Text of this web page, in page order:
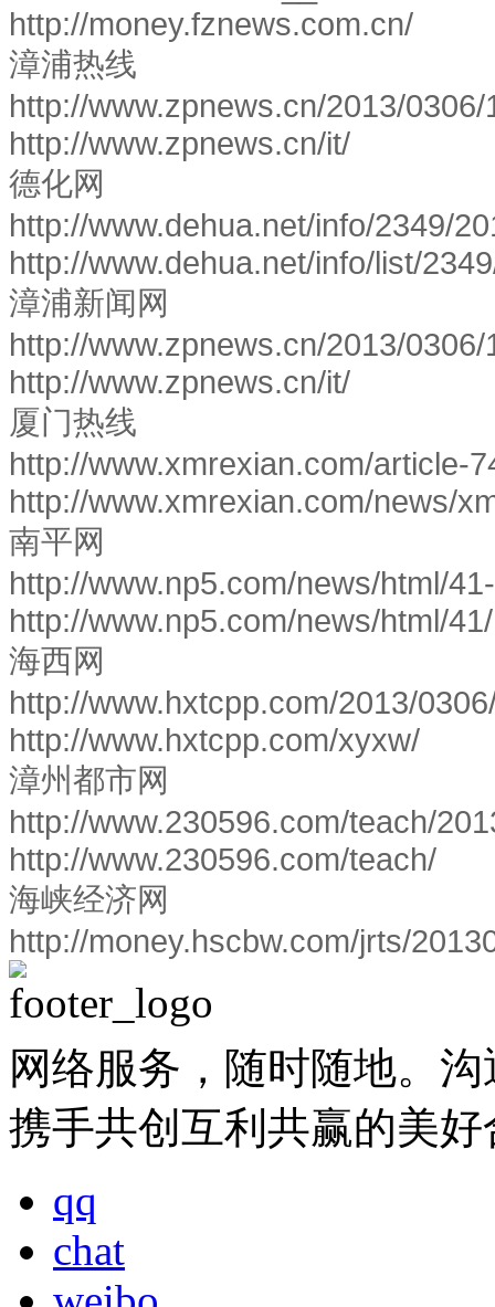
http://money.fznews.com.cn/
漳浦热线
http://www.zpnews.cn/2013/
http://www.zpnews.cn/it/
德化网
http://www.dehua.net/info/2349/
http://www.dehua.net/info/list/
漳浦新闻网
http://www.zpnews.cn/2013/
http://www.zpnews.cn/it/
厦门热线
http://www.xmrexian.com/article-
http://www.xmrexian.com/news/
南平网
http://www.np5.com/news/html/
http://www.np5.com/news/html/
海西网
http://www.hxtcpp.com/2013/
http://www.hxtcpp.com/xyxw/
漳州都市网
http://www.230596.com/teach/
http://www.230596.com/teach/
海峡经济网
http://money.hscbw.com/jrts/
网络服务，随时随地。
携手共创互利共赢的美好
qq
chat